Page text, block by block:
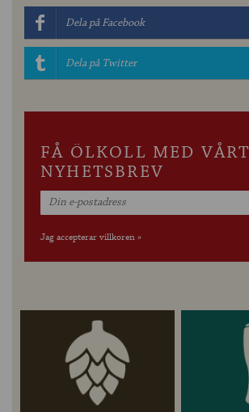
Dela på Facebook
Dela på Twitter
FÅ ÖLKOLL MED VÅRT
NYHETSBREV
Jag accepterar villkoren »